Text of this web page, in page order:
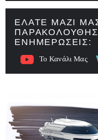
ΕΛΆΤΕ ΜΑΖΊ
ΕΝΗΜΕΡΏΣΕΙΣ:
Το Κανάλι Μας